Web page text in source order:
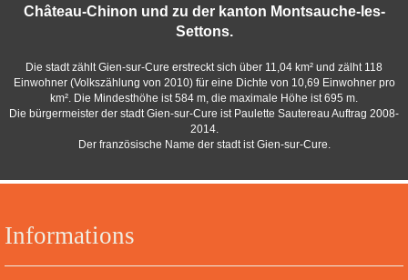
Informations
Château-Chinon und zu der kanton Montsauche-les-
Settons.
Die stadt zählt Gien-sur-Cure erstreckt sich über 11,04 km² und zälht 118
Einwohner (Volkszählung von 2010) für eine Dichte von 10,69 Einwohner pro
km². Die Mindesthöhe ist 584 m, die maximale Höhe ist 695 m.
Die bürgermeister der stadt Gien-sur-Cure ist Paulette Sautereau Auftrag 2008-
2014.
Der französische Name der stadt ist Gien-sur-Cure.